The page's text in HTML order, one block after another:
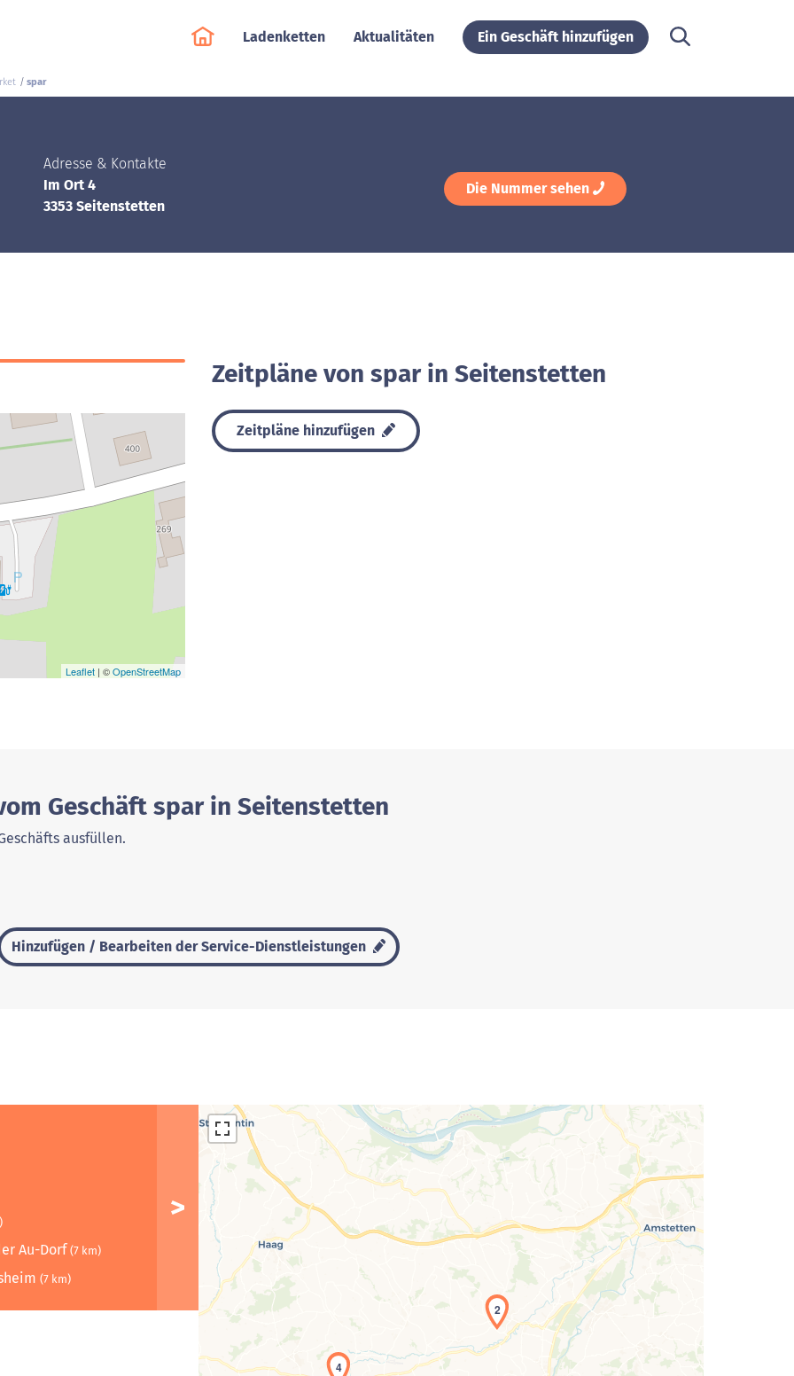
Ladenketten Aktualitäten Ein Geschäft hinzufügen
spar
Adresse & Kontakte
Im Ort 4
3353 Seitenstetten
Die Nummer sehen
Leaflet | ©OpenStreetMap
Zeitpläne von spar in Seitenstetten
Zeitpläne hinzufügen
Geschäft spar in Seitenstetten
ausfüllen.
Hinzufügen / Bearbeiten der Service-Dienstleistungen
Au-Dorf (7 km)
(7 km)
2
4